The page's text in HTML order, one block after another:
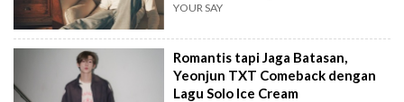
YOUR SAY
Romantis tapi Jaga Batasan,
Yeonjun TXT Comeback dengan
Lagu Solo Ice Cream